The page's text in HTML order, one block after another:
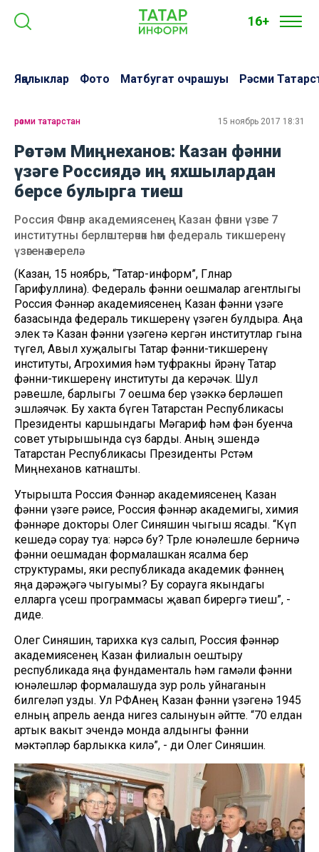
16+
Яңалыклар Фото Матбугат очрашуы Рәсми
рәсми татарстан 15 ноябрь 2017 18:31
Рөстәм Миңнеханов: Казан фәнни
үзәге Россиядә иң яхшылардан
берсе булырга тиеш
Россия Фәннәр академиясенең Казан фәнни үзәге 7
институтны берләштерәчәк һәм федераль тикшеренү
үзәгенә әверелә.
(Казан, 15 ноябрь, “Татар-информ”, Гөлнар
Гарифуллина). Федераль фәнни оешмалар агентлыгы
Россия Фәннәр академиясенең Казан фәнни үзәге
базасында федераль тикшеренү үзәген булдыра. Аңа
элек тә Казан фәнни үзәгенә кергән институтлар гына
түгел, Авыл хуҗалыгы Татар фәнни-тикшеренү
институты, Агрохимия һәм туфракны өйрәнү Татар
фәнни-тикшеренү институты да керәчәк. Шул
рәвешле, барлыгы 7 оешма бер үзәккә берләшеп
эшләячәк. Бу хакта бүген Татарстан Республикасы
Президенты каршындагы Мәгариф һәм фән буенча
совет утырышында сүз барды. Аның эшендә
Татарстан Республикасы Президенты Рөстәм
Миңнеханов катнашты.
Утырышта Россия Фәннәр академиясенең Казан
фәнни үзәге рәисе, Россия фәннәр академигы, химия
фәннәре докторы Олег Синяшин чыгыш ясады. “Күп
кешедә сорау туа: нәрсә бу? Төрле юнәлешле берничә
фәнни оешмадан формалашкан ясалма бер
структурамы, яки республикада академик фәннең
яңа дәрәҗәгә чыгуымы? Бу сорауга якындагы
елларга үсеш программасы җавап бирергә тиеш”, -
диде.
Олег Синяшин, тарихка күз салып, Россия фәннәр
академиясенең Казан филиалын оештыру
республикада яңа фундаменталь һәм гамәли фәнни
юнәлешләр формалашуда зур роль уйнаганын
билгеләп узды. Ул РФАнең Казан фәнни үзәгенә 1945
елның апрель аенда нигез салынуын әйтте. “70 елдан
артык вакыт эчендә монда алдынгы фәнни
мәктәпләр барлыкка килә”, - ди Олег Синяшин.